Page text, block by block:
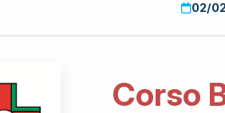
02/
Corso